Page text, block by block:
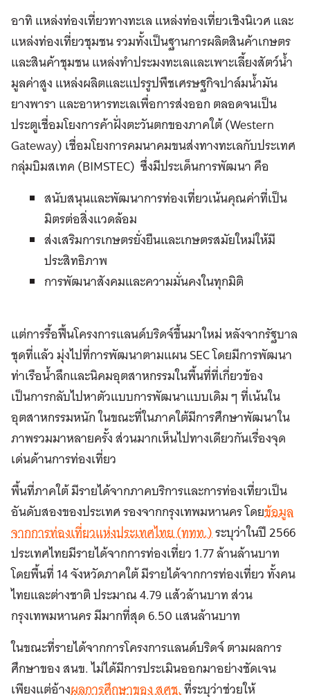
อาทิ แหล่งท่องเที่ยวทางทะเล แหล่งท่องเที่ยวเชิงนิเวศ และ
แหล่งท่องเที่ยวชุมชน รวมทั้งเป็นฐานการผลิตสินค้าเกษตร
และสินค้าชุมชน แหล่งทำประมงทะเลและเพาะเลี้ยงสัตว์น้ำ
มูลค่าสูง แหล่งผลิตและแปรรูปพืชเศรษฐกิจปาล์มน้ำมัน
ยางพารา และอาหารทะเลเพื่อการส่งออก ตลอดจนเป็น
ประตูเชื่อมโยงการค้าฝั่งตะวันตกของภาคใต้ (Western
Gateway) เชื่อมโยงการคมนาคมขนส่งทางทะเลกับประเทศ
กลุ่มบิมสเทค (BIMSTEC) ซึ่งมีประเด็นการพัฒนา คือ
สนับสนุนและพัฒนาการท่องเที่ยวเน้นคุณค่าที่เป็น
มิตรต่อสิ่งแวดล้อม
ส่งเสริมการเกษตรยั่งยืนและเกษตรสมัยใหม่ให้มี
ประสิทธิภาพ
การพัฒนาสังคมและความมั่นคงในทุกมิติ
แต่การรื้อฟื้นโครงการแลนด์บริดจ์ขึ้นมาใหม่ หลังจากรัฐบาล
ชุดที่แล้ว มุ่งไปที่การพัฒนาตามแผน SEC โดยมีการพัฒนา
ท่าเรือน้ำลึกและนิคมอุตสาหกรรมในพื้นที่ที่เกี่ยวข้อง
เป็นการกลับไปหาตัวแบบการพัฒนาแบบเดิม ๆ ที่เน้นใน
อุตสาหกรรมหนัก ในขณะที่ในภาคใต้มีการศึกษาพัฒนาใน
ภาพรวมมาหลายครั้ง ส่วนมากเห็นไปทางเดียวกันเรื่องจุด
เด่นด้านการท่องเที่ยว
พื้นที่ภาคใต้ มีรายได้จากภาคบริการและการท่องเที่ยวเป็น
อันดับสองของประเทศ รองจากกรุงเทพมหานคร โดยข้อมูล
จากการท่องเที่ยวแห่งประเทศไทย (ททท.)ระบุว่าในปี 2566
ประเทศไทยมีรายได้จากการท่องเที่ยว 1.77 ล้านล้านบาท
โดยพื้นที่ 14 จังหวัดภาคใต้ มีรายได้จากการท่องเที่ยว ทั้งคน
ไทยและต่างชาติ ประมาณ 4.79 แส้วล้านบาท ส่วน
กรุงเทพมหานคร มีมากที่สุด 6.50 แสนล้านบาท
ในขณะที่รายได้จากการโครงการแลนด์บริดจ์ ตามผลการ
ศึกษาของ สนข. ไม่ได้มีการประเมินออกมาอย่างชัดเจน
เพียงแต่อ้างผลการศึกษาของ สศช.ที่ระบุว่าช่วยให้